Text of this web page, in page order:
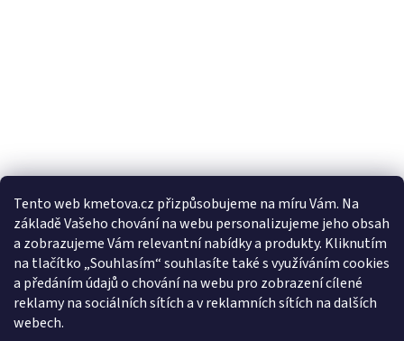
Tento web kmetova.cz přizpůsobujeme na míru Vám. Na
základě Vašeho chování na webu personalizujeme jeho obsah
a zobrazujeme Vám relevantní nabídky a produkty. Kliknutím
na tlačítko „Souhlasím“ souhlasíte také s využíváním cookies
a předáním údajů o chování na webu pro zobrazení cílené
reklamy na sociálních sítích a v reklamních sítích na dalších
webech.
Sledovat na Instagramu
Facebooková stránka